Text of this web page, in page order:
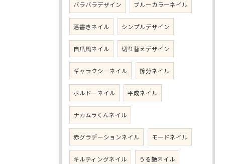
バラバラデザイン ブルーカラーネイル
落書きネイル シンプルデザイン
自爪風ネイル 切り替えデザイン
ギャラクシーネイル 節分ネイル
ボルドーネイル 平成ネイル
ナカムラくんネイル
赤グラデーションネイル モードネイル
キルティングネイル うる艶ネイル